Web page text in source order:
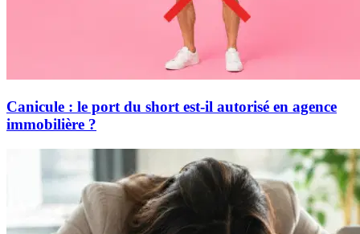
Canicule : le port du short est-il autorisé en agence
immobilière ?